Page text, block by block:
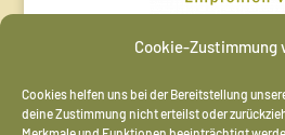
Cookie-Zustimmung
Cookies helfen uns bei der Bereitstellung
deine Zustimmung nicht erteilst oder